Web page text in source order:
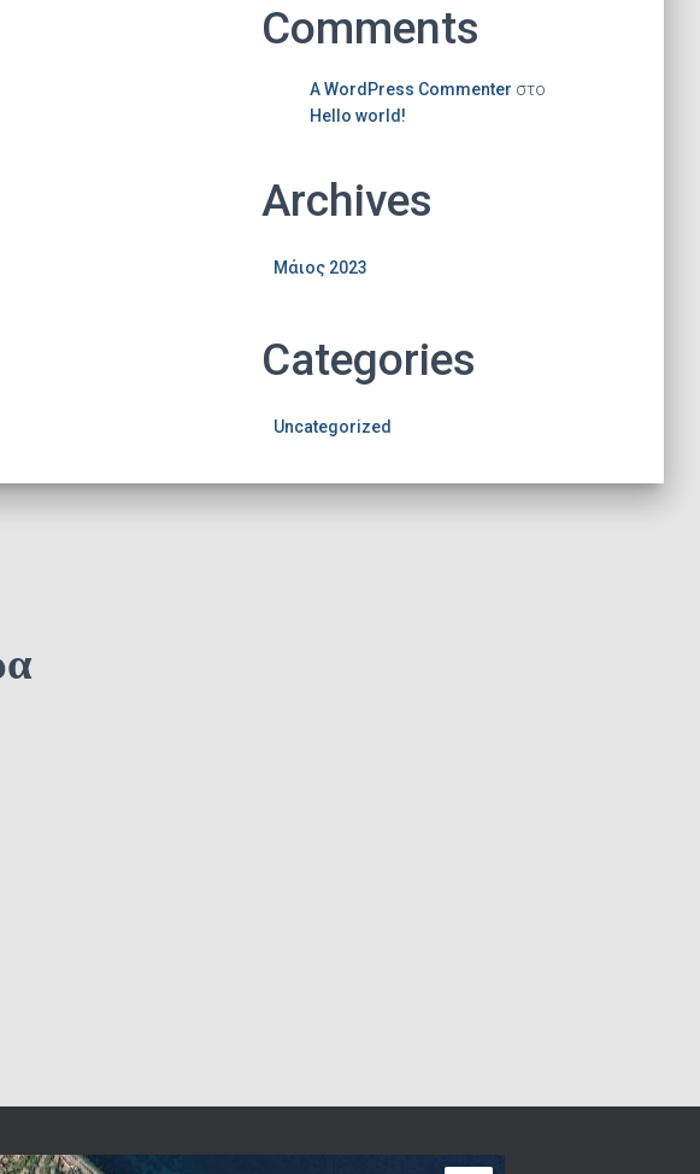
Comments
A WordPress Commenter στο
Hello world!
Archives
Μάιος 2023
Categories
Uncategorized